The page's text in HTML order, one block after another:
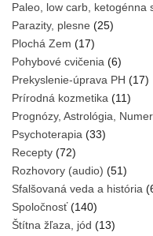
Paleo, low carb, ketogénna
Parazity, plesne (25)
Plochá Zem (17)
Pohybové cvičenia (6)
Prekyslenie-úprava PH (17)
Prírodná kozmetika (11)
Prognózy, Astrológia,
Psychoterapia (33)
Recepty (72)
Rozhovory (audio) (51)
Sfalšovaná veda a história
Spoločnosť(140)
Štítna žľaza, jód (13)